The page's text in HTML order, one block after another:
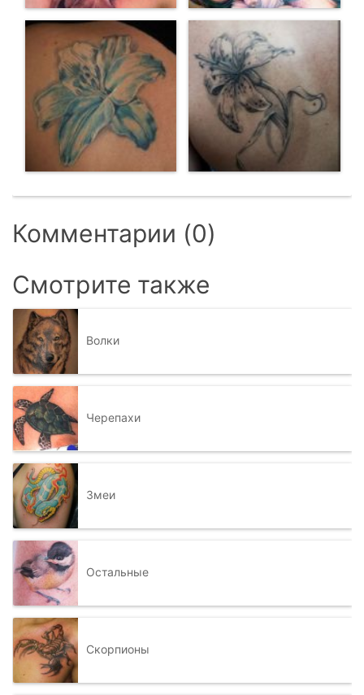
Комментарии (0)
Смотрите также
Волки
Черепахи
Змеи
Остальные
Скорпионы